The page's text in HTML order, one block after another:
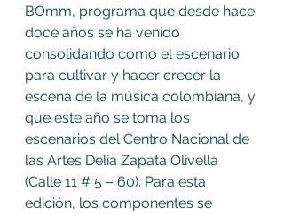
BOmm, programa que desde hace
doce años se ha venido
consolidando como el escenario
para cultivar y hacer crecer la
escena de la música colombiana, y
que este año se toma los
escenarios del Centro Nacional de
las Artes Delia Zapata Olivella
(Calle 11 # 5 – 60). Para esta
edición, los componentes se